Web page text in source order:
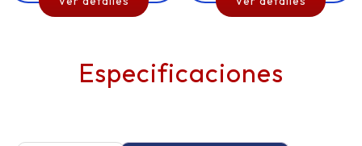
Especificaciones